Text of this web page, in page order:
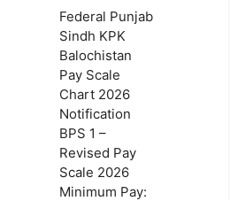
Federal Punjab
Sindh KPK
Balochistan
Pay Scale
Chart 2026
Notification
BPS 1 –
Revised Pay
Scale 2026
Minimum Pay: